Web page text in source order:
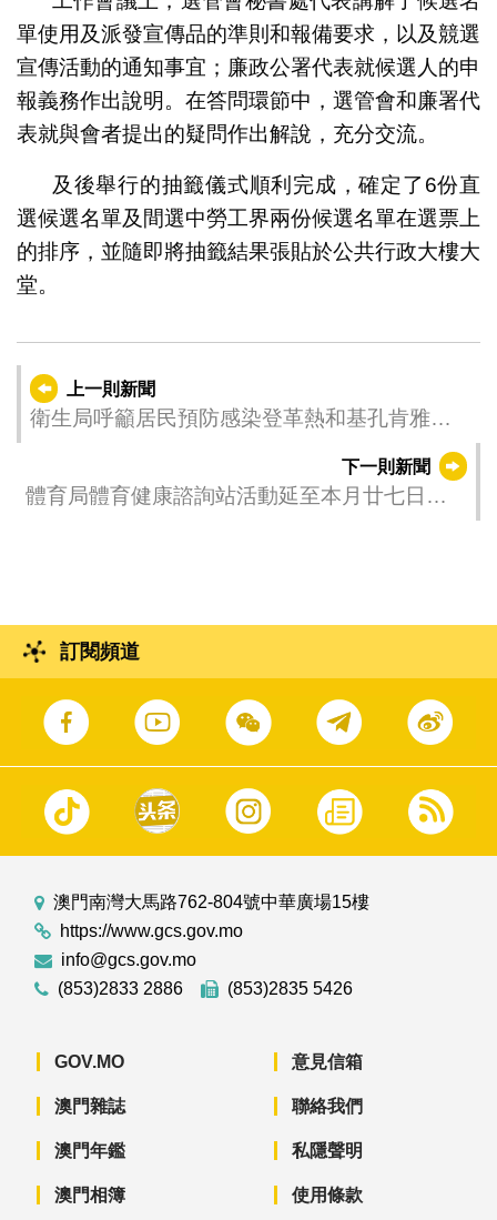
單使用及派發宣傳品的準則和報備要求，以及競選
宣傳活動的通知事宜；廉政公署代表就候選人的申
報義務作出說明。在答問環節中，選管會和廉署代
表就與會者提出的疑問作出解說，充分交流。
及後舉行的抽籤儀式順利完成，確定了6份直
選候選名單及間選中勞工界兩份候選名單在選票上
的排序，並隨即將抽籤結果張貼於公共行政大樓大
堂。
上一則新聞
衛生局呼籲居民預防感染登革熱和基孔肯雅熱
下一則新聞
體育局體育健康諮詢站活動延至本月廿七日舉
訂閱頻道
澳門南灣大馬路762-804號中華廣場15樓
https://www.gcs.gov.mo
info@gcs.gov.mo
(853)2833 2886
(853)2835 5426
GOV.MO
澳門雜誌
澳門年鑑
澳門相簿
意見信箱
聯絡我們
私隱聲明
使用條款